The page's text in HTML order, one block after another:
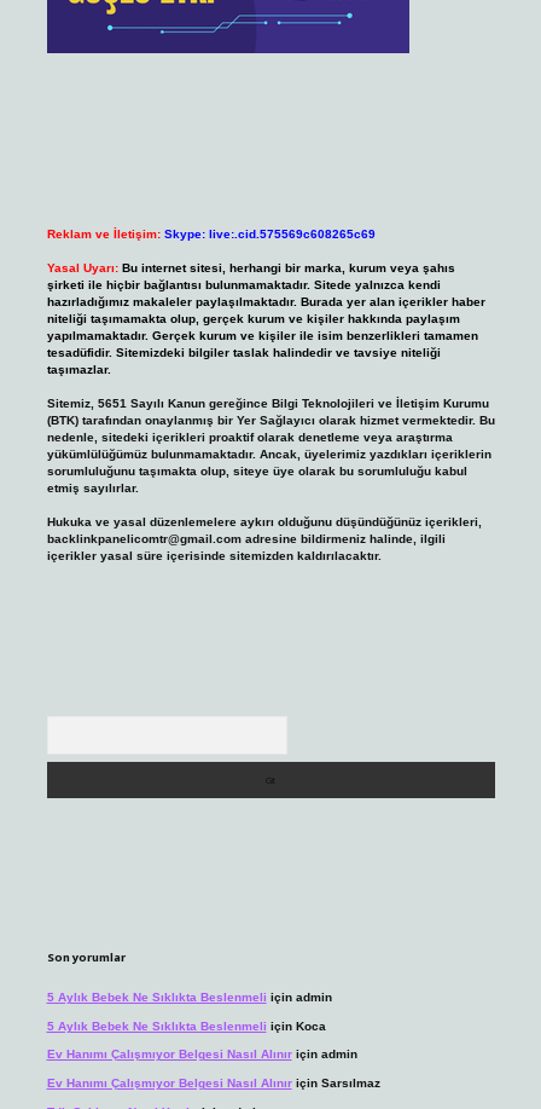
Reklam ve İletişim: Skype: live:.cid.575569c608265c69
Yasal Uyarı: Bu internet sitesi, herhangi bir marka, kurum veya şahıs
şirketi ile hiçbir bağlantısı bulunmamaktadır. Sitede yalnızca kendi
hazırladığımız makaleler paylaşılmaktadır. Burada yer alan içerikler haber
niteliği taşımamakta olup, gerçek kurum ve kişiler hakkında paylaşım
yapılmamaktadır. Gerçek kurum ve kişiler ile isim benzerlikleri tamamen
tesadüfidir. Sitemizdeki bilgiler taslak halindedir ve tavsiye niteliği
taşımazlar.
Sitemiz, 5651 Sayılı Kanun gereğince Bilgi Teknolojileri ve İletişim Kurumu
(BTK) tarafından onaylanmış bir Yer Sağlayıcı olarak hizmet vermektedir. Bu
nedenle, sitedeki içerikleri proaktif olarak denetleme veya araştırma
yükümlülüğümüz bulunmamaktadır. Ancak, üyelerimiz yazdıkları içeriklerin
sorumluluğunu taşımakta olup, siteye üye olarak bu sorumluluğu kabul
etmiş sayılırlar.
Hukuka ve yasal düzenlemelere aykırı olduğunu düşündüğünüz içerikleri,
backlinkpanelicomtr@gmail.comadresine bildirmeniz halinde, ilgili
içerikler yasal süre içerisinde sitemizden kaldırılacaktır.
Son yorumlar
5 Aylık Bebek Ne Sıklıkta Beslenmeli için admin
5 Aylık Bebek Ne Sıklıkta Beslenmeli için Koca
Ev Hanımı Çalışmıyor Belgesi Nasıl Alınıriçin admin
Ev Hanımı Çalışmıyor Belgesi Nasıl Alınıriçin Sarsılmaz